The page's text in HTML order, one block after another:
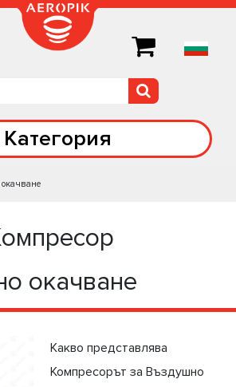
Категория
окачване
Какво представлява
Компресорът за Въздушно